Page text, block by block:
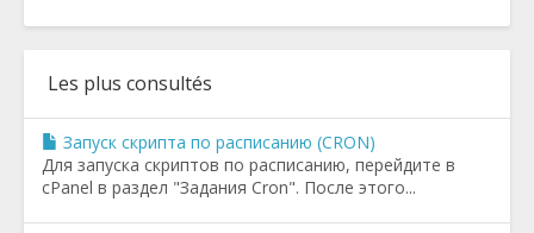
Les plus consultés
Запуск скрипта по расписанию (CRON)
Для запуска скриптов по расписанию, перейдите в
cPanel в раздел "Задания Cron". После этого...